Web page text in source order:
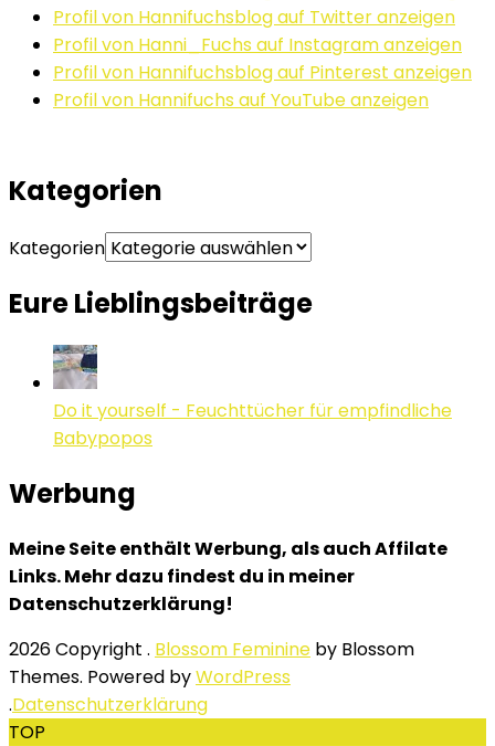
Profil von Hannifuchsblog auf Twitter anzeigen
Profil von Hanni_Fuchs auf Instagram anzeigen
Profil von Hannifuchsblog auf Pinterest anzeigen
Profil von Hannifuchs auf YouTube anzeigen
Kategorien
Kategorien
Eure Lieblingsbeiträge
Do it yourself - Feuchttücher für empfindliche
Babypopos
Werbung
Meine Seite enthält Werbung, als auch Affilate
Links. Mehr dazu findest du in meiner
Datenschutzerklärung!
2026 Copyright . Blossom Feminine by Blossom
Themes. Powered byWordPress
.Datenschutzerklärung
TOP